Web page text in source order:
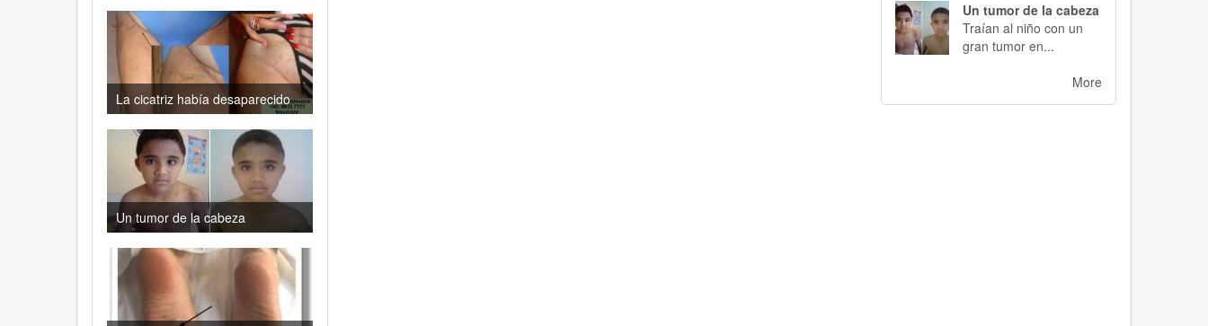
La cicatriz había desaparecido
Un tumor de la cabeza
Un tumor de la cabeza
Traían al niño con un
gran tumor en...
More